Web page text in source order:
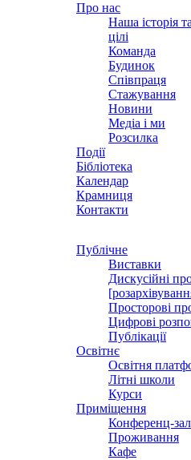
Про нас
Наша історія та
цілі
Команда
Будинок
Співпраця
Стажування
Новини
Медіа і ми
Розсилка
Події
Бібліотека
Календар
Крамниця
Контакти
Публічне
Виставки
Дискусійні
Просторові
Цифрові
Публікації
Освітнє
Освітня
Літні школи
Курси
Приміщення
Конференц-зал
Проживання
Кафе